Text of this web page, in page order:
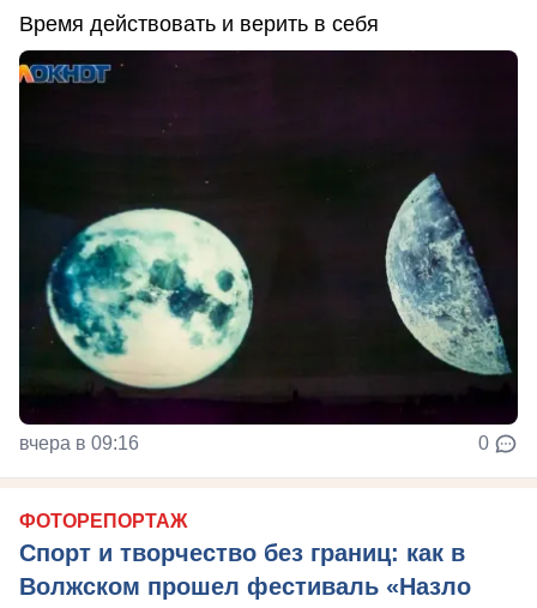
Время действовать и верить в себя
вчера в 09:16 0
ФОТОРЕПОРТАЖ
Спорт и творчество без границ: как в
Волжском прошел фестиваль «Назло